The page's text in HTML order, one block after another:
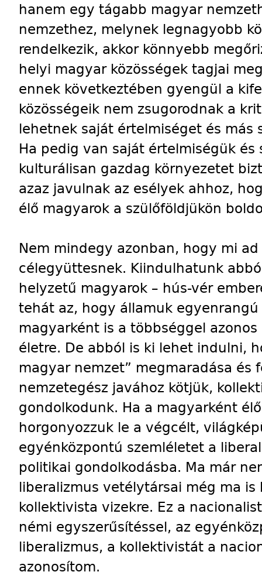
hanem egy tágabb magyar
nemzethez, melynek legnagyobb
rendelkezik, akkor könnyebb
helyi magyar közösségek tagjai
ennek következtében gyengül a
közösségeik nem zsugorodnak a
lehetnek saját értelmiséget és
Ha pedig van saját értelmiségük és
kulturálisan gazdag környezetet
azaz javulnak az esélyek ahhoz,
élő magyarok a szülőföldjükön
Nem mindegy azonban, hogy mi
célegyüttesnek. Kiindulhatunk
helyzetű magyarok – hús-vér
tehát az, hogy államuk
magyarként is a többséggel
életre. De abból is ki lehet indulni,
magyar nemzet” megmaradása és
nemzetegész javához kötjük,
gondolkodunk. Ha a magyarként
horgonyozzuk le a végcélt,
egyénközpontú szemléletet a
politikai gondolkodásba. Ma már
liberalizmus vetélytársai még ma
kollektivista vizekre. Ez a
némi egyszerűsítéssel, az
liberalizmus, a kollektivistát a
azonosítom.